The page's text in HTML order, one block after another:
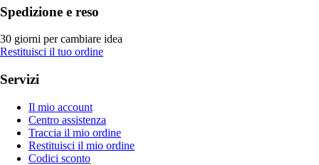
Spedizione e reso
30 giorni per cambiare idea
Restituisci il tuo ordine
Servizi
Il mio account
Centro assistenza
Traccia il mio ordine
Restituisci il mio ordine
Codici sconto